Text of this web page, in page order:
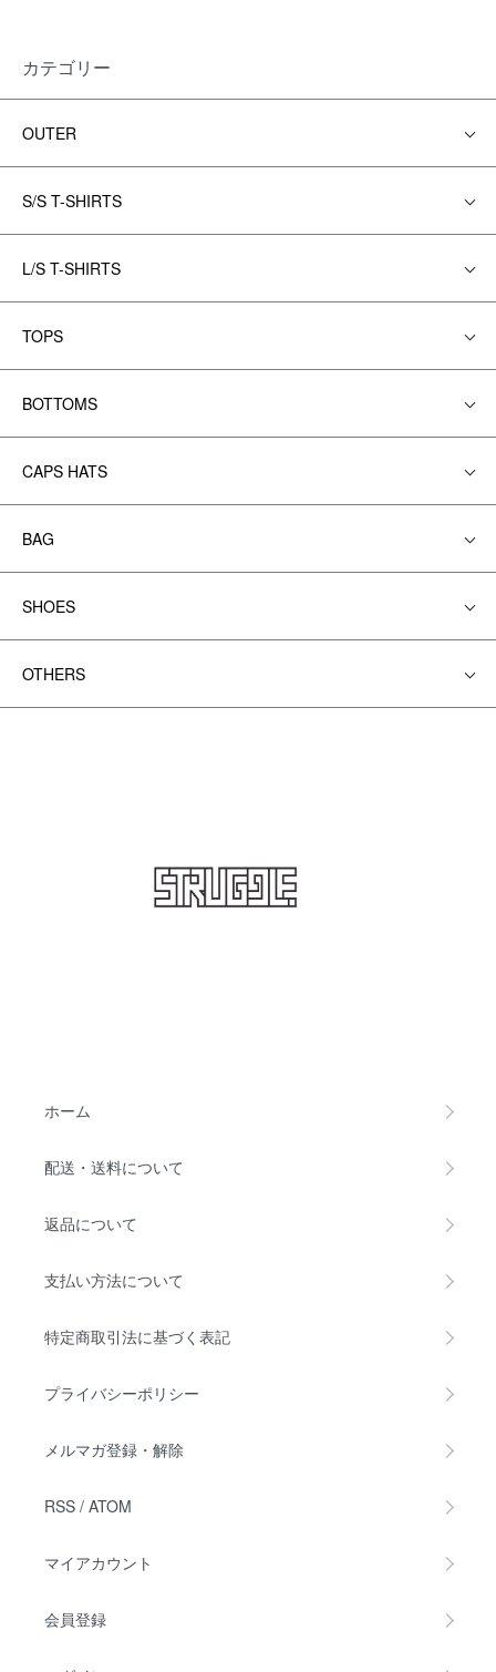
カテゴリー
OUTER
S/S T-SHIRTS
L/S T-SHIRTS
TOPS
BOTTOMS
CAPS HATS
BAG
SHOES
OTHERS
ホーム
配送・送料について
返品について
支払い方法について
特定商取引法に基づく表記
プライバシーポリシー
メルマガ登録・解除
RSS / ATOM
マイアカウント
会員登録